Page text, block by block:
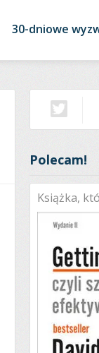
30-dniowe
Polecam!
Książka,